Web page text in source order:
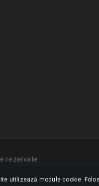
rezervate
utilizează module cookie.